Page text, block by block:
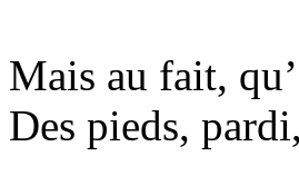
Mais au fait,
Des pieds,